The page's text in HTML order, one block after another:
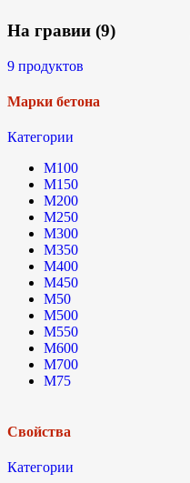
На гравии (9)
9 продуктов
Марки бетона
Категории
М100
М150
М200
М250
М300
М350
М400
М450
М50
М500
М550
М600
М700
М75
Свойства
Категории